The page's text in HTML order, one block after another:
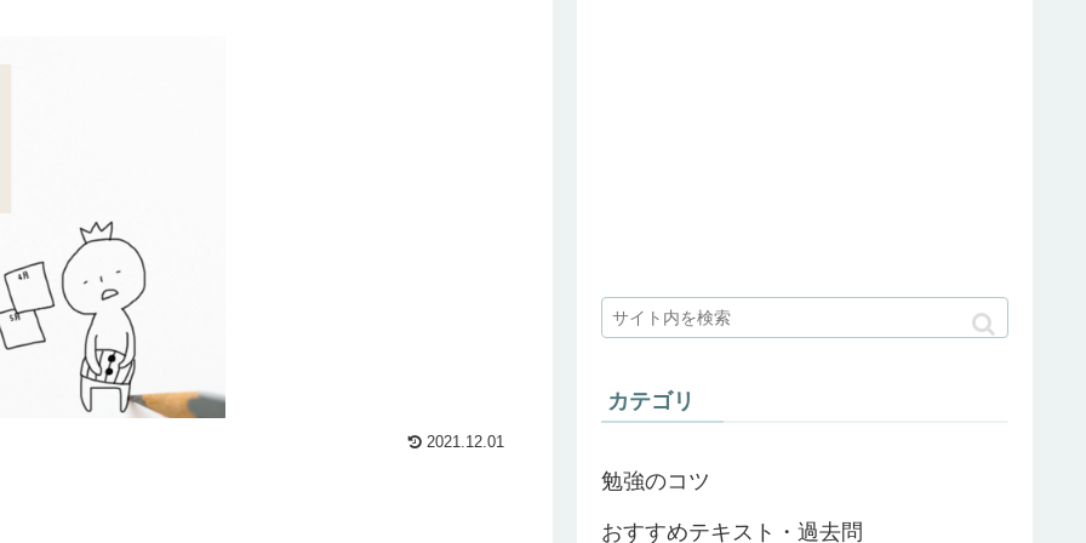
2021.12.01
カテゴリ
勉強のコツ
おすすめテキスト・過去問